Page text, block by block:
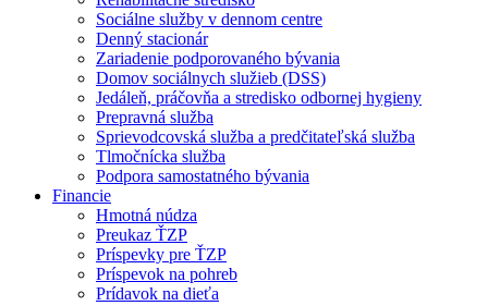
Sociálne služby v dennom centre
Denný stacionár
Zariadenie podporovaného bývania
Domov sociálnych služieb (DSS)
Jedáleň, práčovňa a stredisko odbornej hygieny
Prepravná služba
Sprievodcovská služba a predčitateľská služba
Tlmočnícka služba
Podpora samostatného bývania
Financie
Hmotná núdza
Preukaz ŤZP
Príspevky pre ŤZP
Príspevok na pohreb
Prídavok na dieťa